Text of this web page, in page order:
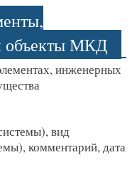
объекты МКД
инженерных
вид
комментарий, дата